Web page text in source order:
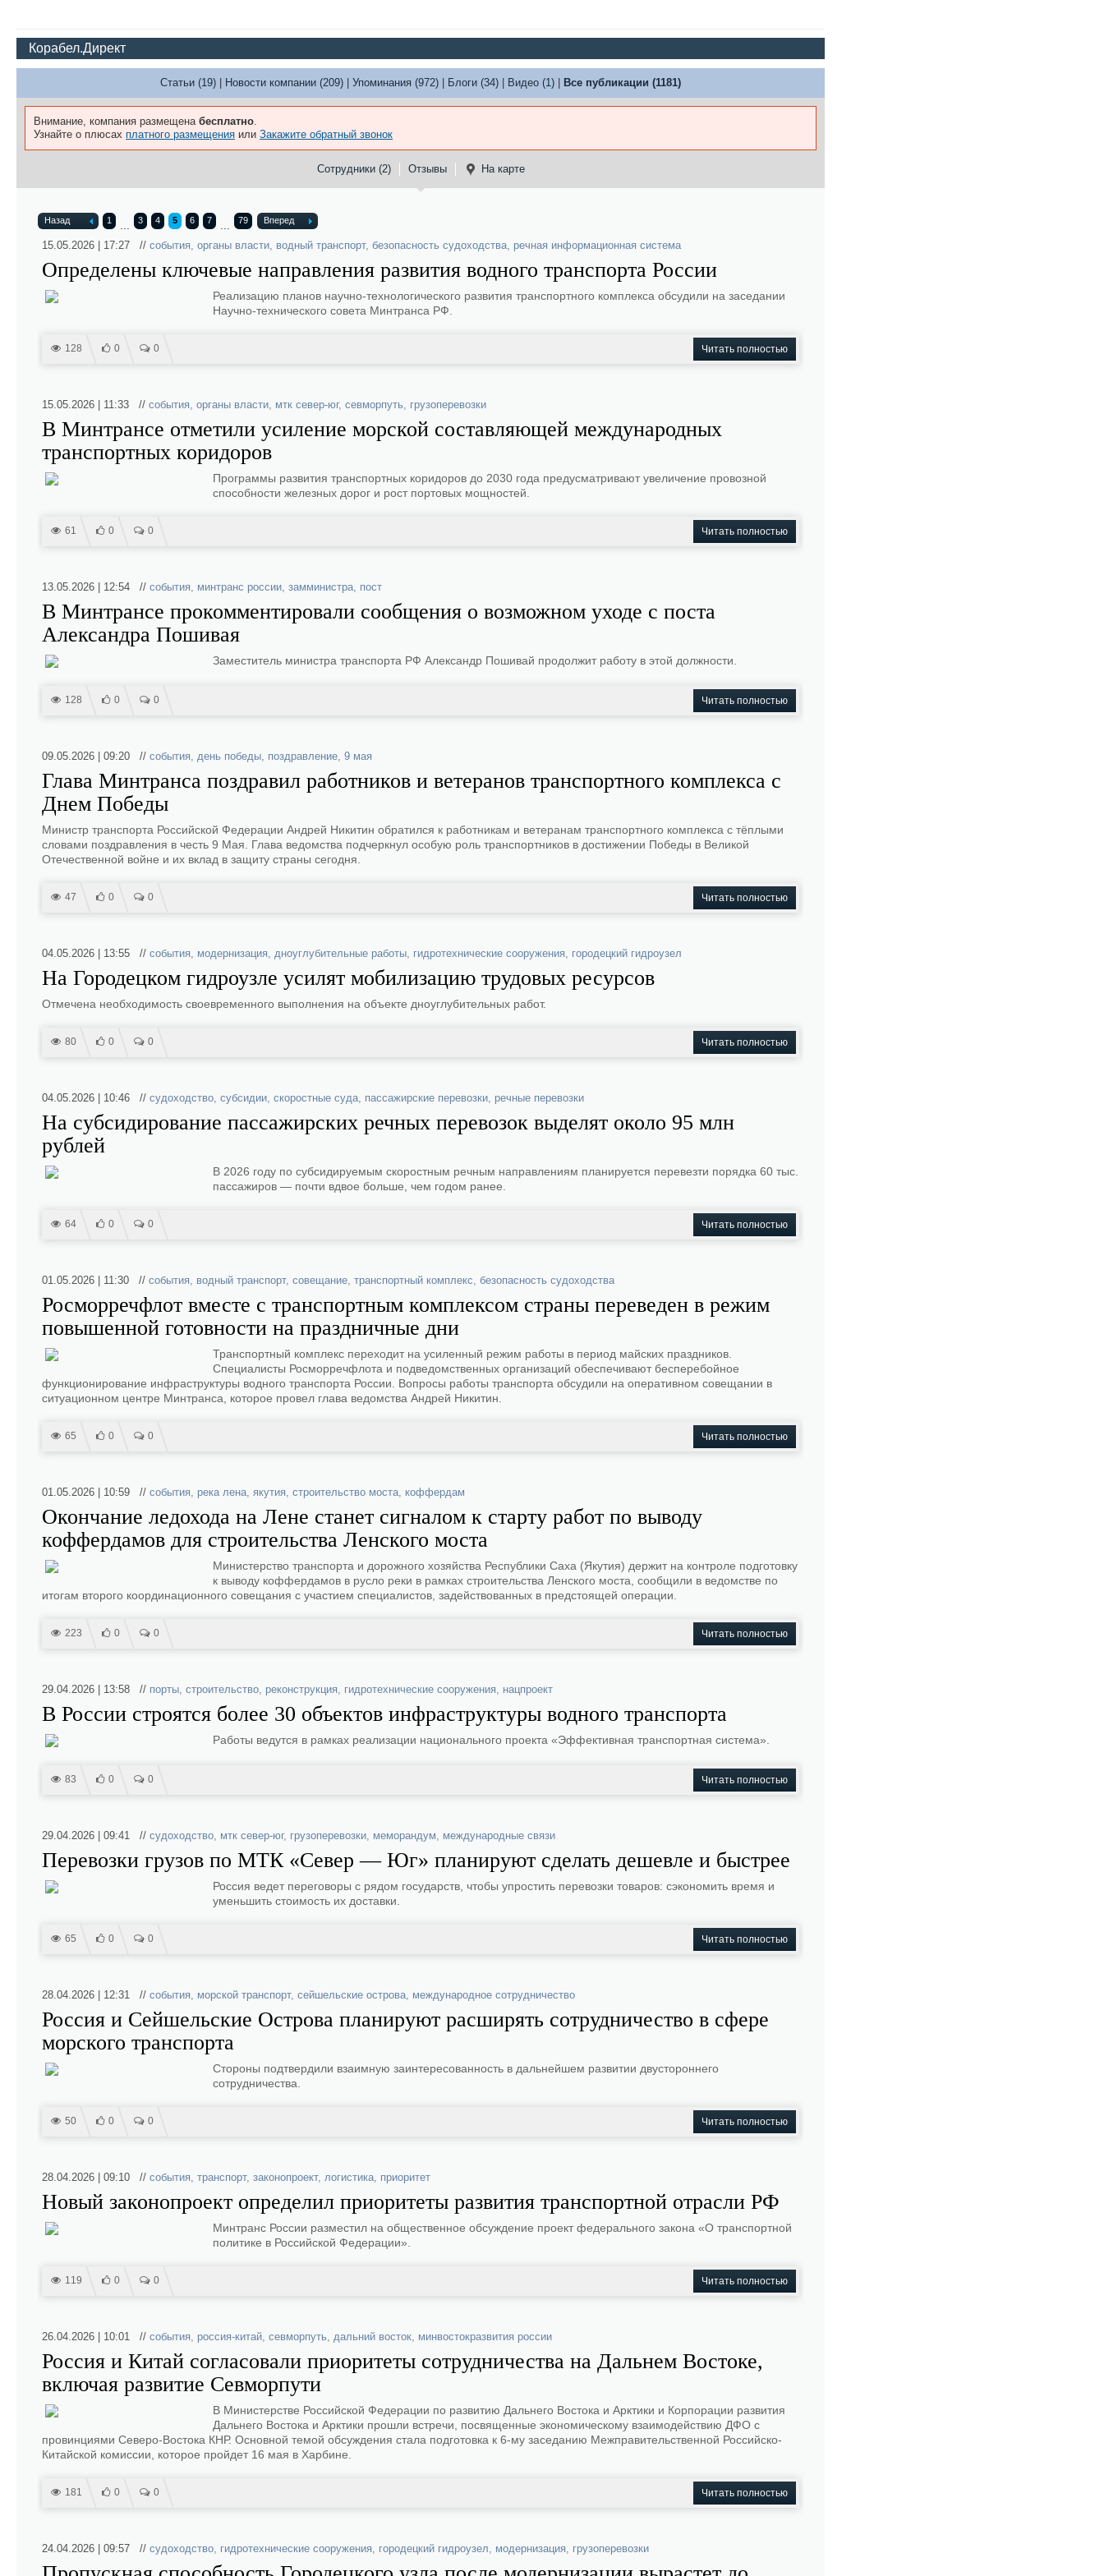
Корабел.Директ
Статьи (19) Новости компании (209) Упоминания (972) Блоги (34) Видео (1) Все публикации (1181)
Внимание, компания размещена бесплатно.
Узнайте о плюсах платного размещения или Закажите обратный звонок
Сотрудники (2) Отзывы На карте
Назад 1 3 4 5 6 7 79 Вперед
15.05.2026 | 17:27 // события, органы власти, водный транспорт, безопасность судоходства, речная информационная система
Определены ключевые направления развития водного транспорта России
Реализацию планов научно-технологического развития транспортного комплекса обсудили на заседании
Научно-технического совета Минтранса РФ.
128 0 0 Читать полностью
15.05.2026 | 11:33 // события, органы власти, мтк север-юг, севморпуть, грузоперевозки
В Минтрансе отметили усиление морской составляющей международных
транспортных коридоров
Программы развития транспортных коридоров до 2030 года предусматривают увеличение провозной
способности железных дорог и рост портовых мощностей.
61 0 0 Читать полностью
13.05.2026 | 12:54 // события, минтранс россии, замминистра, пост
В Минтрансе прокомментировали сообщения о возможном уходе с поста
Александра Пошивая
Заместитель министра транспорта РФ Александр Пошивай продолжит работу в этой должности.
128 0 0 Читать полностью
09.05.2026 | 09:20 // события, день победы, поздравление, 9 мая
Глава Минтранса поздравил работников и ветеранов транспортного комплекса с
Днем Победы
Министр транспорта Российской Федерации Андрей Никитин обратился к работникам и ветеранам транспортного комплекса с тёплыми
словами поздравления в честь 9 Мая. Глава ведомства подчеркнул особую роль транспортников в достижении Победы в Великой
Отечественной войне и их вклад в защиту страны сегодня.
47 0 0 Читать полностью
04.05.2026 | 13:55 // события, модернизация, дноуглубительные работы, гидротехнические сооружения, городецкий гидроузел
На Городецком гидроузле усилят мобилизацию трудовых ресурсов
Отмечена необходимость своевременного выполнения на объекте дноуглубительных работ.
80 0 0 Читать полностью
04.05.2026 | 10:46 // судоходство, субсидии, скоростные суда, пассажирские перевозки, речные перевозки
На субсидирование пассажирских речных перевозок выделят около 95 млн
рублей
В 2026 году по субсидируемым скоростным речным направлениям планируется перевезти порядка 60 тыс.
пассажиров — почти вдвое больше, чем годом ранее.
64 0 0 Читать полностью
01.05.2026 | 11:30 // события, водный транспорт, совещание, транспортный комплекс, безопасность судоходства
Росморречфлот вместе с транспортным комплексом страны переведен в режим
повышенной готовности на праздничные дни
Транспортный комплекс переходит на усиленный режим работы в период майских праздников.
Специалисты Росморречфлота и подведомственных организаций обеспечивают бесперебойное
функционирование инфраструктуры водного транспорта России. Вопросы работы транспорта обсудили на оперативном совещании в
ситуационном центре Минтранса, которое провел глава ведомства Андрей Никитин.
65 0 0 Читать полностью
01.05.2026 | 10:59 // события, река лена, якутия, строительство моста, коффердам
Окончание ледохода на Лене станет сигналом к старту работ по выводу
коффердамов для строительства Ленского моста
Министерство транспорта и дорожного хозяйства Республики Саха (Якутия) держит на контроле подготовку
к выводу коффердамов в русло реки в рамках строительства Ленского моста, сообщили в ведомстве по
итогам второго координационного совещания с участием специалистов, задействованных в предстоящей операции.
223 0 0 Читать полностью
29.04.2026 | 13:58 // порты, строительство, реконструкция, гидротехнические сооружения, нацпроект
В России строятся более 30 объектов инфраструктуры водного транспорта
Работы ведутся в рамках реализации национального проекта «Эффективная транспортная система».
83 0 0 Читать полностью
29.04.2026 | 09:41 // судоходство, мтк север-юг, грузоперевозки, меморандум, международные связи
Перевозки грузов по МТК «Север — Юг» планируют сделать дешевле и быстрее
Россия ведет переговоры с рядом государств, чтобы упростить перевозки товаров: сэкономить время и
уменьшить стоимость их доставки.
65 0 0 Читать полностью
28.04.2026 | 12:31 // события, морской транспорт, сейшельские острова, международное сотрудничество
Россия и Сейшельские Острова планируют расширять сотрудничество в сфере
морского транспорта
Стороны подтвердили взаимную заинтересованность в дальнейшем развитии двустороннего
сотрудничества.
50 0 0 Читать полностью
28.04.2026 | 09:10 // события, транспорт, законопроект, логистика, приоритет
Новый законопроект определил приоритеты развития транспортной отрасли РФ
Минтранс России разместил на общественное обсуждение проект федерального закона «О транспортной
политике в Российской Федерации».
119 0 0 Читать полностью
26.04.2026 | 10:01 // события, россия-китай, севморпуть, дальний восток, минвостокразвития россии
Россия и Китай согласовали приоритеты сотрудничества на Дальнем Востоке,
включая развитие Севморпути
В Министерстве Российской Федерации по развитию Дальнего Востока и Арктики и Корпорации развития
Дальнего Востока и Арктики прошли встречи, посвященные экономическому взаимодействию ДФО с
провинциями Северо-Востока КНР. Основной темой обсуждения стала подготовка к 6-му заседанию Межправительственной Российско-
Китайской комиссии, которое пройдет 16 мая в Харбине.
181 0 0 Читать полностью
24.04.2026 | 09:57 // судоходство, гидротехнические сооружения, городецкий гидроузел, модернизация, грузоперевозки